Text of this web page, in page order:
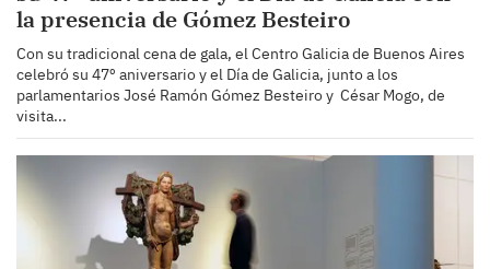
la presencia de Gómez Besteiro
Con su tradicional cena de gala, el Centro Galicia de Buenos Aires
celebró su 47º aniversario y el Día de Galicia, junto a los
parlamentarios José Ramón Gómez Besteiro y César Mogo, de
visita...